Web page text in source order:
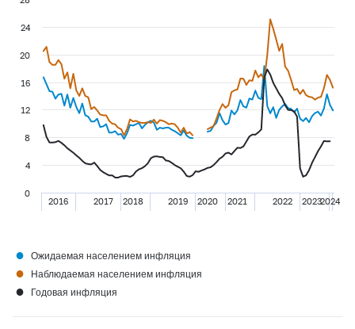
2016 2017 2018 2019 2020 2021 2022 20232024
0
4
8
12
16
20
24
● Ожидаемая населением инфляция
● Наблюдаемая населением инфляция
● Годовая инфляция